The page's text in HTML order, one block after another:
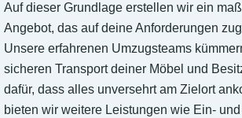
Auf dieser Grundlage erstellen wir ein
Angebot, das auf deine Anforderungen
Unsere erfahrenen Umzugsteams
sicheren Transport deiner Möbel und
dafür, dass alles unversehrt am Zielort
bieten wir weitere Leistungen wie Ein-